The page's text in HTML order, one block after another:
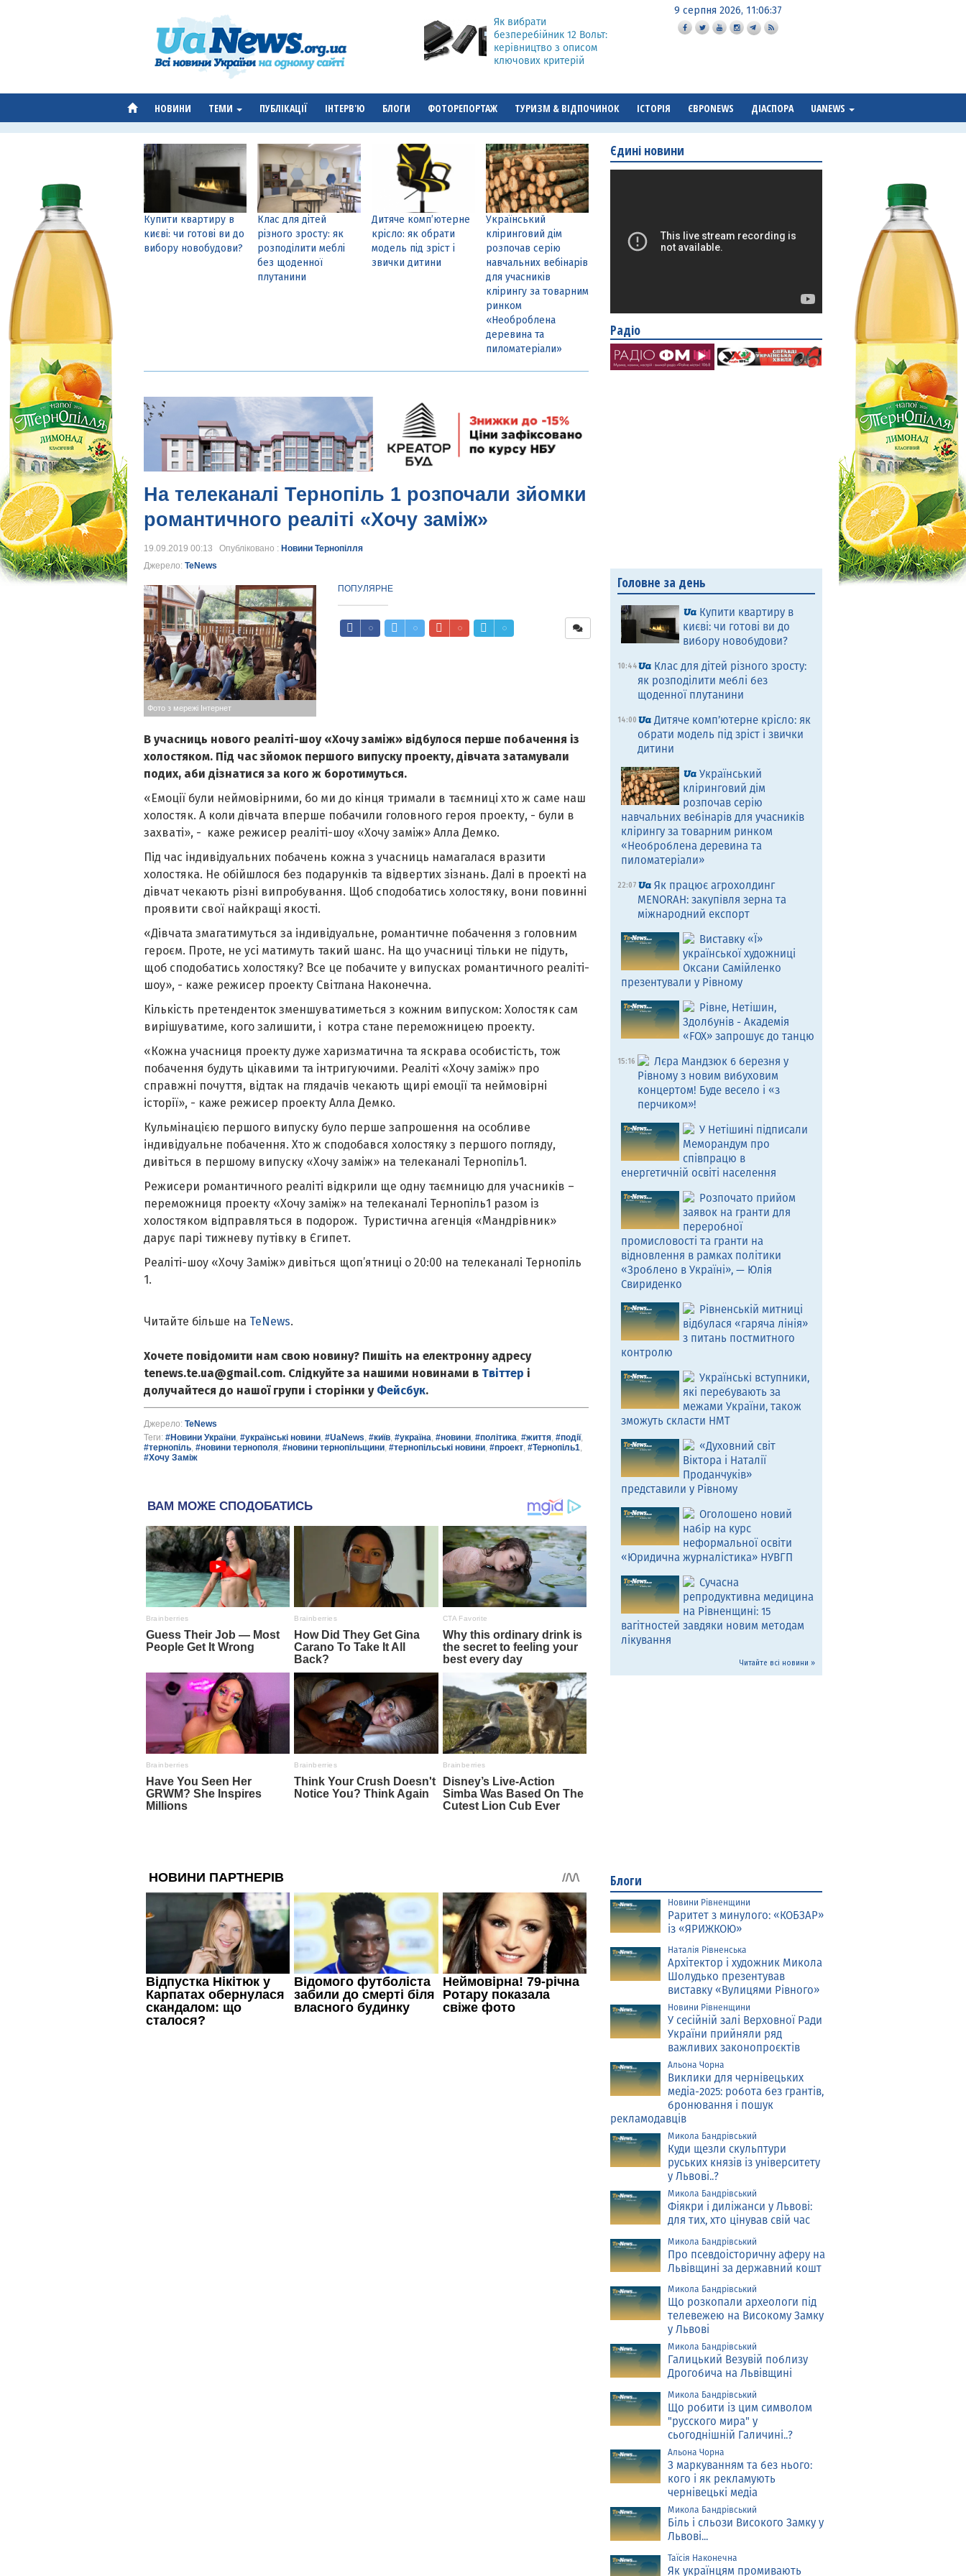
Як вибрати
безперебійник 12 Вольт:
керівництво з описом
ключових критерій
9 серпня 2026, 11:06:38
НОВИНИ ТЕМИ ПУБЛІКАЦІЇ ІНТЕРВ'Ю БЛОГИ ФОТОРЕПОРТАЖ ТУРИЗМ & ВІДПОЧИНОК ІСТОРІЯ ЄВРОNEWS ДІАСПОРА UANEWS
Купити квартиру в
києві: чи готові ви до
вибору новобудови?
Клас для дітей
різного зросту: як
розподілити меблі
без щоденної
плутанини
Дитяче комп’ютерне
крісло: як обрати
модель під зріст і
звички дитини
Український
кліринговий дім
розпочав серію
навчальних вебінарів
для учасників
клірингу за товарним
ринком
«Необроблена
деревина та
пиломатеріали»
На телеканалі Тернопіль 1 розпочали зйомки
романтичного реаліті «Хочу заміж»
19.09.2019 00:13 Опубліковано : Новини Тернопілля
Джерело: TeNews
Фото з мережі Інтернет
ПОПУЛЯРНЕ
В учасниць нового реаліті-шоу «Хочу заміж» відбулося перше побачення із
холостяком. Під час зйомок першого випуску проекту, дівчата затамували
подих, аби дізнатися за кого ж боротимуться.
«Емоції були неймовірними, бо ми до кінця тримали в таємниці хто ж саме наш
холостяк. А коли дівчата вперше побачили головного героя проекту, - були в
захваті», - каже режисер реаліті-шоу «Хочу заміж» Алла Демко.
Під час індивідуальних побачень кожна з учасниць намагалася вразити
холостяка. Не обійшлося без подарунків та відвертих зізнань. Далі в проекті на
дівчат чекають різні випробування. Щоб сподобатись холостяку, вони повинні
проявити свої найкращі якості.
«Дівчата змагатимуться за індивідуальне, романтичне побачення з головним
героєм. Проте, не усі матимуть такий шанс. На що учасниці тільки не підуть,
щоб сподобатись холостяку? Все це побачите у випусках романтичного реаліті-
шоу», - каже режисер проекту Світлана Наконечна.
Кількість претенденток зменшуватиметься з кожним випуском: Холостяк сам
вирішуватиме, кого залишити, і котра стане переможницею проекту.
«Кожна учасниця проекту дуже харизматична та яскрава особистість, тож
побачення будуть цікавими та інтригуючими. Реаліті «Хочу заміж» про
справжні почуття, відтак на глядачів чекають щирі емоції та неймовірні
історії», - каже режисер проекту Алла Демко.
Кульмінацією першого випуску було перше запрошення на особливе
індивідуальне побачення. Хто ж сподобався холостяку з першого погляду,
дивіться в першому випуску «Хочу заміж» на телеканалі Тернопіль1.
Режисери романтичного реаліті відкрили ще одну таємницю для учасників –
переможниця проекту «Хочу заміж» на телеканалі Тернопіль1 разом із
холостяком відправляться в подорож. Туристична агенція «Мандрівник»
дарує парі тижневу путівку в Єгипет.
Реаліті-шоу «Хочу Заміж» дивіться щоп’ятниці о 20:00 на телеканалі Тернопіль
1.
Читайте більше на TeNews.
Хочете повідомити нам свою новину? Пишіть на електронну адресу
tenews.te.ua@gmail.com. Слідкуйте за нашими новинами в Твіттер і
долучайтеся до нашої групи і сторінки у Фейсбук.
Джерело: TeNews
Теги: #Новини України, #українські новини, #UaNews, #київ, #україна, #новини, #політика, #життя, #події,
#тернопіль, #новини тернополя, #новини тернопільщини, #тернопільські новини, #проект, #Тернопіль1,
#Хочу Заміж
Єдині новини
Радіо
Головне за день
Купити квартиру в
києві: чи готові ви до
вибору новобудови?
10:44
Клас для дітей різного зросту:
як розподілити меблі без
щоденної плутанини
14:00
Дитяче комп’ютерне крісло: як
обрати модель під зріст і звички
дитини
Український
кліринговий дім
розпочав серію
навчальних вебінарів для учасників
клірингу за товарним ринком
«Необроблена деревина та
пиломатеріали»
22:07
Як працює агрохолдинг
MENORAH: закупівля зерна та
міжнародний експорт
Виставку «Ї»
української художниці
Оксани Самійленко
презентували у Рівному
Рівне, Нетішин,
Здолбунів - Академія
«FOX» запрошує до танцю
15:16
Лєра Мандзюк 6 березня у
Рівному з новим вибуховим
концертом! Буде весело і «з
перчиком»!
У Нетішині підписали
Меморандум про
співпрацю в
енергетичній освіті населення
Розпочато прийом
заявок на гранти для
переробної
промисловості та гранти на
відновлення в рамках політики
«Зроблено в Україні», — Юлія
Свириденко
Рівненській митниці
відбулася «гаряча лінія»
з питань постмитного
контролю
Українські вступники,
які перебувають за
межами України, також
зможуть скласти НМТ
«Духовний світ
Віктора і Наталії
Проданчуків»
представили у Рівному
Оголошено новий
набір на курс
неформальної освіти
«Юридична журналістика» НУВГП
Сучасна
репродуктивна медицина
на Рівненщині: 15
вагітностей завдяки новим методам
лікування
Читайте всі новини »
Блоги
Новини Рівненщини
Раритет з минулого: «КОБЗАР»
із «ЯРИЖКОЮ»
Наталія Рівненська
Архітектор і художник Микола
Шолудько презентував
виставку «Вулицями Рівного»
Новини Рівненщини
У сесійній залі Верховної Ради
України прийняли ряд
важливих законопроєктів
Альона Чорна
Виклики для чернівецьких
медіа-2025: робота без грантів,
бронювання і пошук
рекламодавців
Микола Бандрівський
Куди щезли скульптури
руських князів із університету
у Львові..?
Микола Бандрівський
Фіякри і диліжанси у Львові:
для тих, хто цінував свій час
Микола Бандрівський
Про псевдоісторичну аферу на
Львівщині за державний кошт
Микола Бандрівський
Що розкопали археологи під
телевежею на Високому Замку
у Львові
Микола Бандрівський
Галицький Везувій поблизу
Дрогобича на Львівщині
Микола Бандрівський
Що робити із цим символом
"русского мира" у
сьогоднішній Галичині..?
Альона Чорна
З маркуванням та без нього:
кого і як рекламують
чернівецькі медіа
Микола Бандрівський
Біль і сльози Високого Замку у
Львові...
Таїсія Наконечна
Як українцям промивають